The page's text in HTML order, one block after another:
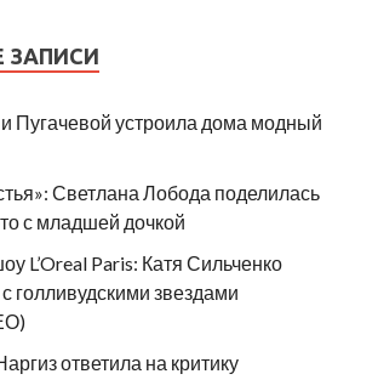
ЗАПИСИ
Пугачевой устроила дома модный
Светлана Лобода поделилась
с младшей дочкой
L’Oreal Paris: Катя Сильченко
голливудскими звездами
ответила на критику